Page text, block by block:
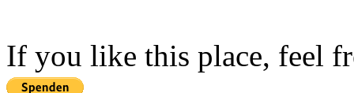
If you like this place, feel